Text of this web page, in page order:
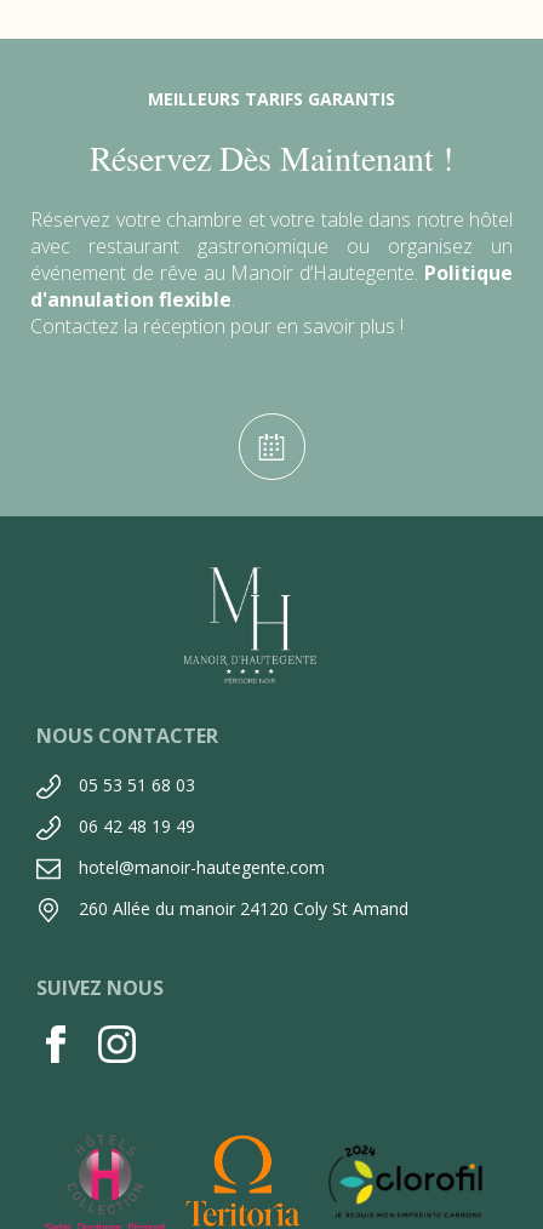
MEILLEURS TARIFS GARANTIS
Réservez Dès Maintenant !
Réservez votre chambre et votre table dans notre hôtel
avec restaurant gastronomique ou organisez un
événement de rêve au Manoir d’Hautegente. Politique
d'annulation flexible.
Contactez la réception pour en savoir plus !
NOUS CONTACTER
05 53 51 68 03
06 42 48 19 49
hotel@manoir-hautegente.com
260 Allée du manoir 24120 Coly St Amand
SUIVEZ NOUS